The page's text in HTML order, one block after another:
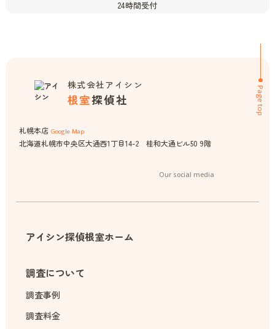
24時間受付
Page top
株式会社アイシン
根室探偵社
札幌本店 Google Map
北海道札幌市中央区大通西1丁目14-2 桂和大通ビル50 9階
Our social media
アイシン探偵根室ホーム
調査について
調査事例
調査料金